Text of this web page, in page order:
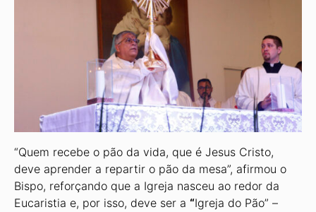
“Quem recebe o pão da vida, que é Jesus Cristo,
deve aprender a repartir o pão da mesa”, afirmou o
Bispo, reforçando que a Igreja nasceu ao redor da
Eucaristia e, por isso, deve ser a “Igreja do Pão” –